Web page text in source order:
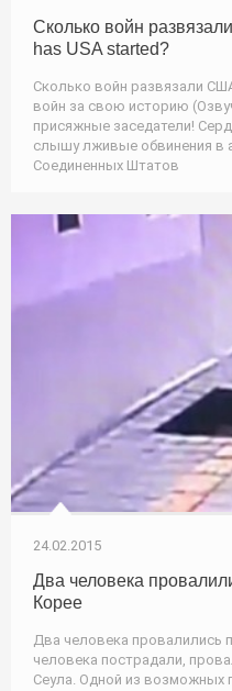
Сколько войн
has USA started?
Сколько войн развязали
войн за свою историю
присяжные заседатели!
слышу лживые обвинения в
Соединенных Штатов
24.02.2015
Два человека
Корее
Два человека
человека пострадали,
Сеула. Одной из возможных